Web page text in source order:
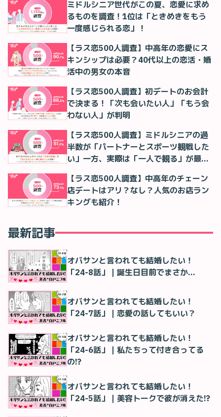
ミドルシニア世代がこの夏、恋愛に求め
るものを調査！1位は「ときめきをもう
一度感じられる恋」！
【ラス恋500人調査】中高年の恋愛にス
キンシップは必要？40代以上の恋活・婚
活中の男女の本音
【ラス恋500人調査】初デートのお会計
で決まる！「次も会いたい人」「もう会
わない人」が判明
【ラス恋500人調査】ミドルシニアの過
半数が「パートナーとスポーツ観戦した
い」一方、実際は「一人で観る」が最多
【ラス恋500人調査】中高年のチェーン
店デートはアリ？なし？人気のお店ラン
キングも紹介！
最新記事
オバサンと言われても結婚したい！
「24-8話」｜誕生日目前でまさか…
オバサンと言われても結婚したい！
「24-7話」｜恋愛の話してもいい？
オバサンと言われても結婚したい！
「24-6話」｜私たちって付き合ってる
の!?
オバサンと言われても結婚したい！
「24-5話」｜美容トークで彼が消えた!?